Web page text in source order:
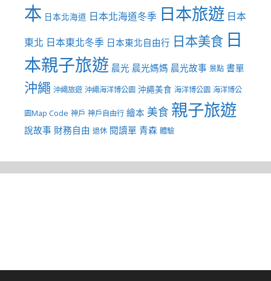
本 日本北海道 日本北海道冬季 日本旅遊 日本
東北 日本東北冬季 日本東北自由行 日本美食 日
本親子旅遊 晨光 晨光媽媽 晨光故事 景點 書單
沖繩 沖繩旅遊 沖繩海洋博公園 沖繩美食 海洋博公園 海洋博公
園Map Code 神戶 神戶自由行 繪本 美食 親子旅遊
說故事 財務自由 退休 閱讀單 青森 體驗